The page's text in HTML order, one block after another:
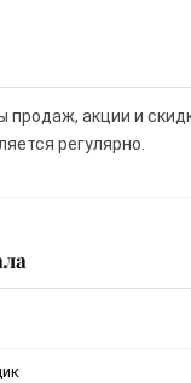
продаж, акции и
регулярно.